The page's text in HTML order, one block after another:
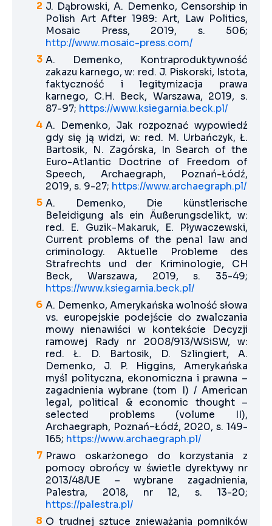
J. Dąbrowski, A. Demenko, Censorship in
Polish Art After 1989: Art, Law Politics,
Mosaic Press, 2019, s. 506;
http://www.mosaic-press.com/
A. Demenko, Kontraproduktywność
zakazu karnego, w: red. J. Piskorski, Istota,
faktyczność i legitymizacja prawa
karnego, C.H. Beck, Warszawa, 2019, s.
87-97; https://www.ksiegarnia.beck.pl/
A. Demenko, Jak rozpoznać wypowiedź
gdy się ją widzi, w: red. M. Urbańczyk, Ł.
Bartosik, N. Zagórska, In Search of the
Euro-Atlantic Doctrine of Freedom of
Speech, Archaegraph, Poznań-Łódź,
2019, s. 9-27; https://www.archaegraph.pl/
A. Demenko, Die künstlerische
Beleidigung als ein Äußerungsdelikt, w:
red. E. Guzik-Makaruk, E. Pływaczewski,
Current problems of the penal law and
criminology. Aktuelle Probleme des
Strafrechts und der Kriminologie, CH
Beck, Warszawa, 2019, s. 35-49;
https://www.ksiegarnia.beck.pl/
A. Demenko, Amerykańska wolność słowa
vs. europejskie podejście do zwalczania
mowy nienawiści w kontekście Decyzji
ramowej Rady nr 2008/913/WSiSW, w:
red. Ł. D. Bartosik, D. Szlingiert, A.
Demenko, J. P. Higgins, Amerykańska
myśl polityczna, ekonomiczna i prawna –
zagadnienia wybrane (tom I) / American
legal, political & economic thought –
selected problems (volume II),
Archaegraph, Poznań−Łódź, 2020, s. 149-
165; https://www.archaegraph.pl/
Prawo oskarżonego do korzystania z
pomocy obrońcy w świetle dyrektywy nr
2013/48/UE – wybrane zagadnienia,
Palestra, 2018, nr 12, s. 13-20;
https://palestra.pl/
O trudnej sztuce znieważania pomników